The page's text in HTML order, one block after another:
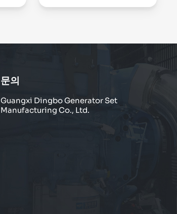
문의
Guangxi Dingbo Generator Set
Manufacturing Co., Ltd.